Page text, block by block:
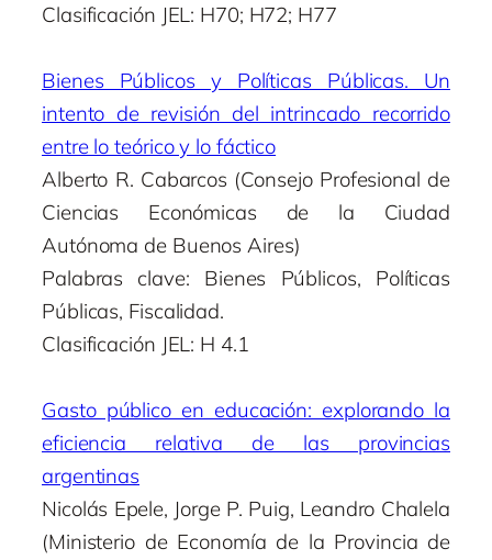
Clasificación JEL: H70; H72; H77
Bienes Públicos y Políticas Públicas. Un
intento de revisión del intrincado recorrido
entre lo teórico y lo fáctico
Alberto R. Cabarcos (Consejo Profesional de
Ciencias Económicas de la Ciudad
Autónoma de Buenos Aires)
Palabras clave: Bienes Públicos, Políticas
Públicas, Fiscalidad.
Clasificación JEL: H 4.1
Gasto público en educación: explorando la
eficiencia relativa de las provincias
argentinas
Nicolás Epele, Jorge P. Puig, Leandro Chalela
(Ministerio de Economía de la Provincia de